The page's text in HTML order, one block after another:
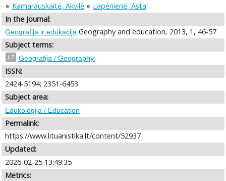
Kamarauskaitė, Akvilė
Lapėnienė, Asta
In the Journal:
Geografija ir edukacija Geography and education, 2013, 1, 46-57
Subject terms:
LT Geografija / Geography.
ISSN:
2424-5194; 2351-6453
Subject area:
Edukologija / Education
Permalink:
https://www.lituanistika.lt/content/52937
Updated:
2026-02-25 13:49:35
Metrics: